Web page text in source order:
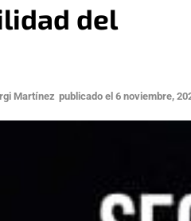
del
Martínez publicado el 6 noviembre,